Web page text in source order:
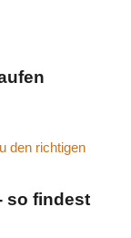
so findest